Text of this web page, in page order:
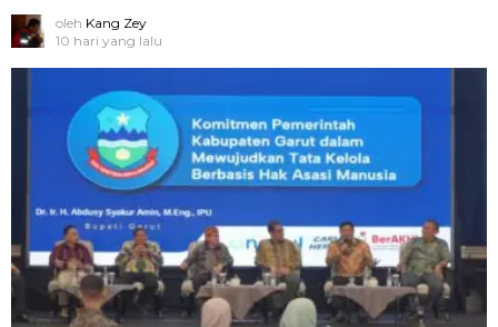
oleh Kang Zey
10 hari yang lalu